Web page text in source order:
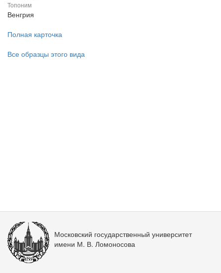
Топоним
Венгрия
Полная карточка
Все образцы этого вида
Московский государственный университет
имени М. В. Ломоносова